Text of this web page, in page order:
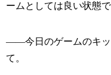
ームとしては良い状態
――今日のゲームのキッ
て。